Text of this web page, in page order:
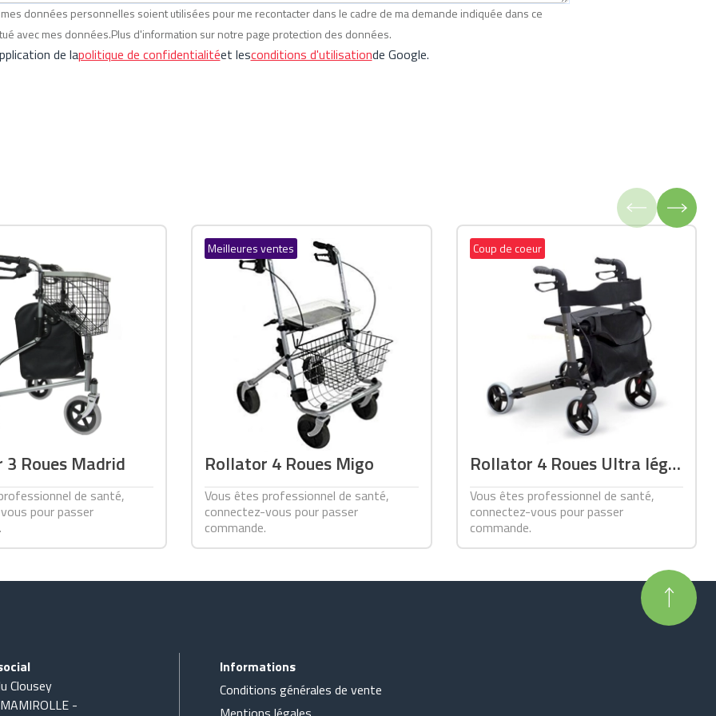
données personnelles soient utilisées pour me recontacter dans le cadre de ma demande indiquée dans ce
avec mes données.Plus d'information sur notre page protection des données.
de lapolitique de confidentialitéet lesconditions d'utilisationde Google.
Roues Madrid
de santé,
pour passer
Meilleures ventes
Rollator 4 Roues Migo
Vous êtes professionnel de santé,
connectez-vous pour passer
commande.
Coup de coeur
Rollator 4 Roues Ultra léger
Modelito XTra
Vous êtes professionnel de santé,
connectez-vous pour passer
commande.
Clousey
-
Informations
Conditions générales de vente